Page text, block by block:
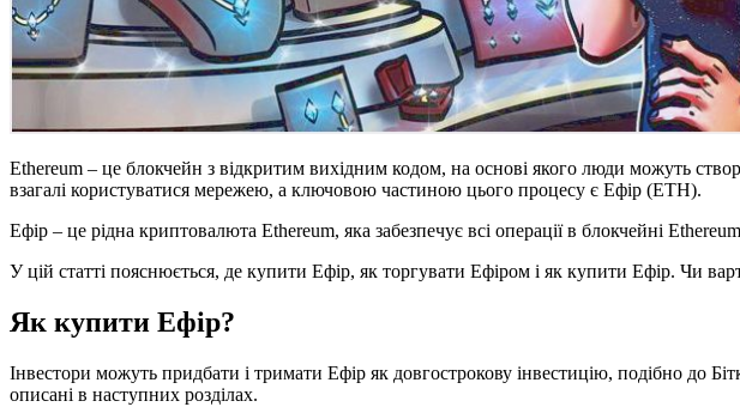
Ethereum – це блокчейн з відкритим вихідним кодом, на основі якого люди можуть
взагалі користуватися мережею, а ключовою частиною цього процесу є Ефір (ETH).
Ефір – це рідна криптовалюта Ethereum, яка забезпечує всі операції в блокчейні
У цій статті пояснюється, де купити Ефір, як торгувати Ефіром і як купити Ефір. Чи
Як купити Ефір?
Інвестори можуть придбати і тримати Ефір як довгострокову інвестицію, подібно до
описані в наступних розділах.